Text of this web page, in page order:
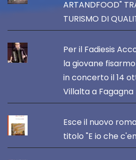
ARTANDFOOD"
TURISMO DI
Per il Fadiesis
la giovane
in concerto il 14
Villalta a Fagagna
Esce il nuovo
titolo "E io che